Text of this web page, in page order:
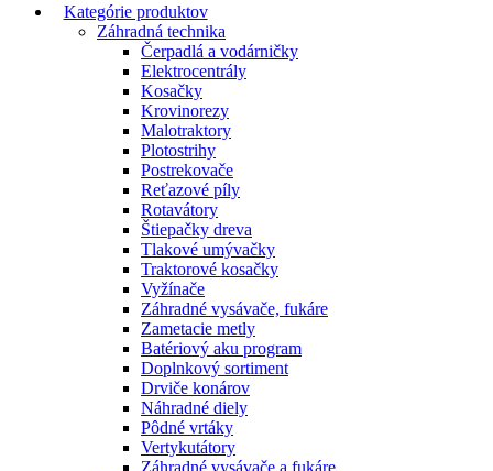
Kategórie produktov
Záhradná technika
Čerpadlá a vodárničky
Elektrocentrály
Kosačky
Krovinorezy
Malotraktory
Plotostrihy
Postrekovače
Reťazové píly
Rotavátory
Štiepačky dreva
Tlakové umývačky
Traktorové kosačky
Vyžínače
Záhradné vysávače, fukáre
Zametacie metly
Batériový aku program
Doplnkový sortiment
Drviče konárov
Náhradné diely
Pôdné vrtáky
Vertykutátory
Záhradné vysávače a fukáre